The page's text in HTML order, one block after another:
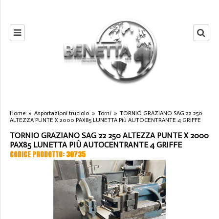
Home » Asportazioni truciolo » Torni » TORNIO GRAZIANO SAG 22 250
ALTEZZA PUNTE X 2000 PAX85 LUNETTA Più AUTOCENTRANTE 4 GRIFFE
TORNIO GRAZIANO SAG 22 250 ALTEZZA PUNTE X 2000
PAX85 LUNETTA PIÙ AUTOCENTRANTE 4 GRIFFE
CODICE PRODOTTO: 30735